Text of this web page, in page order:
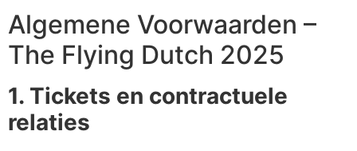
Algemene Voorwaarden –
The Flying Dutch 2025
1. Tickets en contractuele
relaties